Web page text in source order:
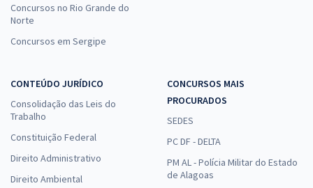
Concursos no Rio Grande do
Norte
Concursos em Sergipe
CONTEÚDO JURÍDICO
Consolidação das Leis do
Trabalho
Constituição Federal
Direito Administrativo
Direito Ambiental
CONCURSOS MAIS
PROCURADOS
SEDES
PC DF - DELTA
PM AL - Polícia Militar do Estado
de Alagoas